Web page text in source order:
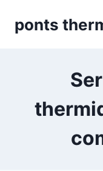
ponts